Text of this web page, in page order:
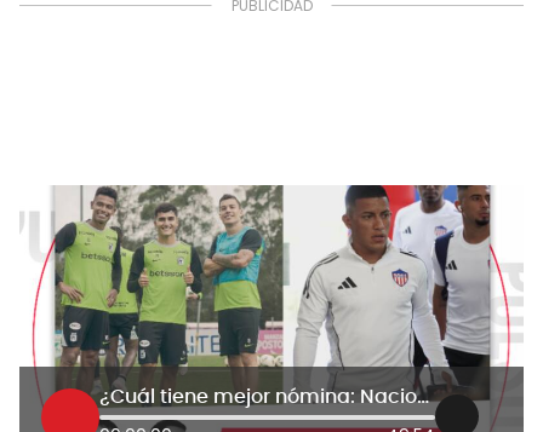
¿Cuál tiene mejor nómina: Nacional o Junior?